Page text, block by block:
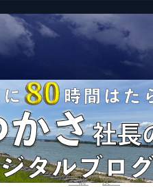
<<前 次>>